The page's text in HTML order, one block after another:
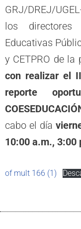
GRJ/DREJ/
los
Educativas
y CETPRO de la
con realizar el
reporte
cabo el día
10:00 a.m., 3:00
of mult 166 (1)